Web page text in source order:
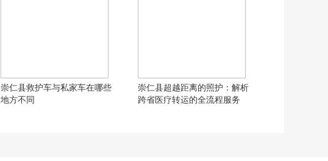
崇仁县救护车与私家车在哪些
地方不同
崇仁县超越距离的照护：解析
跨省医疗转运的全流程服务